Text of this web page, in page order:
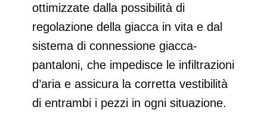
ottimizzate dalla possibilità di
regolazione della giacca in vita e dal
sistema di connessione giacca-
pantaloni, che impedisce le infiltrazioni
d’aria e assicura la corretta vestibilità
di entrambi i pezzi in ogni situazione.